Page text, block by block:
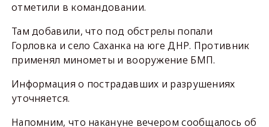
отметили в командовании.
Там добавили, что под обстрелы попали
Горловка и село Саханка на юге ДНР. Противник
применял минометы и вооружение БМП.
Информация о пострадавших и разрушениях
уточняется.
Напомним, что накануне вечером сообщалось об